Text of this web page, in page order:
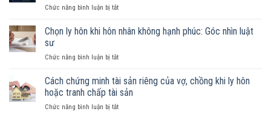
hợp
được
công
là
hôn
chồng
đăng
hôn
tài
sản
như
Chức năng bình luận bị tắtở
phải
điều
kinh
tế
hơn
Chọn ly hôn khi hôn nhân không hạnh phúc: Góc nhìn luật
sư
Chức năng bình luận bị tắtở
ly
hôn
khi
hôn
Cách chứng minh tài sản riêng của vợ, chồng khi ly hôn
hoặc tranh chấp tài sản
Chức năng bình luận bị tắtở